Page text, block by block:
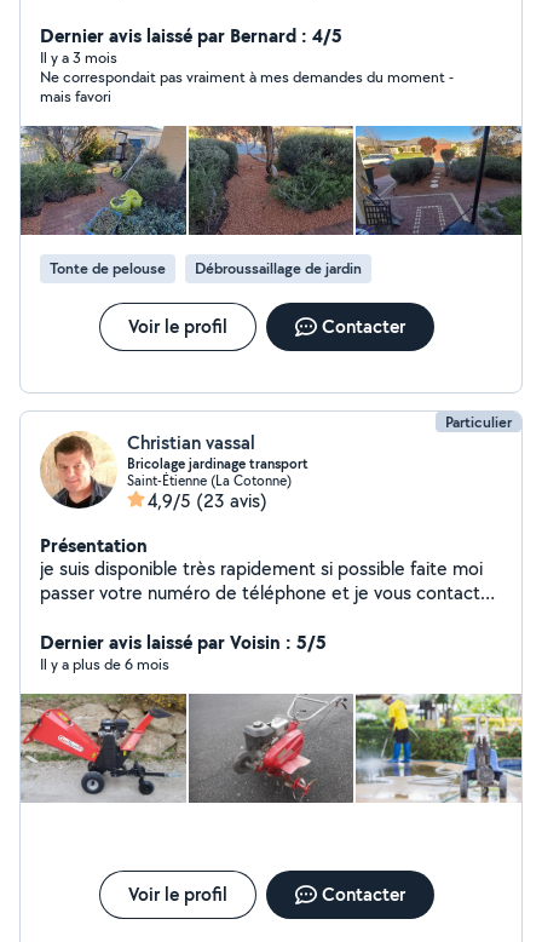
manuel >Nettoyage de massifs et graviers >Remise en
état de jardin >Évacuation des déchets verts Travail
sérieux, soigné et réalisé avec du matériel adapté.
Intervention dans la loire (42). Possibilité de devis
rapide. Tarifs raisonnables. Éligible au crédit d'impôt.
Intervention ponctuel ou entretien régulier (Syndics de
copropriété, Particulier, Bureau/ PME, Conciergeries...).
N'hésitez pas à me contacter pour échanger sur
besoins. Cordialement, Timothée - Entretien Vert 42
Dernier avis laissé par Bernard : 4/5
Il y a 3 mois
Ne correspondait pas vraiment à mes demandes du moment -
mais favori
Tonte de pelouse Débroussaillage de jardin
Voir le profil Contacter
Particulier
Christian vassal
Bricolage jardinage transport
Saint-Étienne (La Cotonne)
4,9/5 (23 avis)
Présentation
je suis disponible très rapidement si possible faite moi
passer votre numéro de téléphone et je vous contact
Dernier avis laissé par Voisin : 5/5
Il y a plus de 6 mois
Voir le profil Contacter